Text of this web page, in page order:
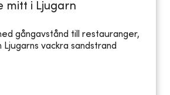
mitt i Ljugarn
gångavstånd till restauranger,
Ljugarns vackra sandstrand